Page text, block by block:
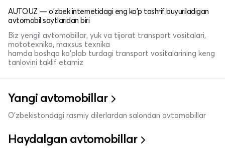
AUTO.UZ — o'zbek internetidagi eng ko'p tashrif buyuriladigan
avtomobil saytlaridan biri
Biz yengil avtomobillar, yuk va tijorat transport vositalari,
mototexnika, maxsus texnika
hamda boshqa ko'plab turdagi transport vositalarining keng
tanlovini taklif etamiz
Yangi avtomobillar
O'zbekistondagi rasmiy dilerlardan salondan avtomobillar
Haydalgan avtomobillar